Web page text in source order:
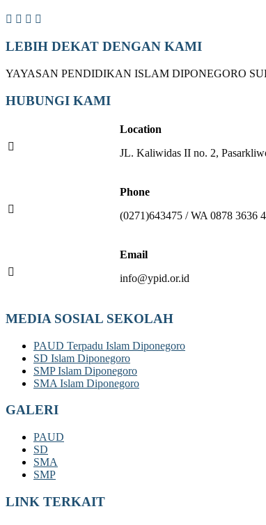
LEBIH DEKAT DENGAN KAMI
YAYASAN PENDIDIKAN ISLAM DIPONEGORO
HUBUNGI KAMI
Location
JL. Kaliwidas II no. 2,
Phone
(0271)643475 / WA 0878 3636
Email
info@ypid.or.id
MEDIA SOSIAL SEKOLAH
PAUD Terpadu Islam Diponegoro
SD Islam Diponegoro
SMP Islam Diponegoro
SMA Islam Diponegoro
GALERI
PAUD
SD
SMA
SMP
LINK TERKAIT